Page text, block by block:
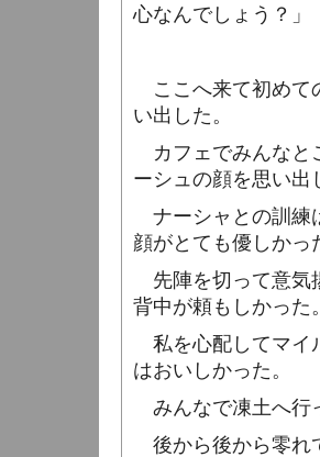
心なんでしょう？」
ここへ来て初めて
い出した。
カフェでみんなと
ーシュの顔を思い出
ナーシャとの訓練
顔がとても優しかっ
先陣を切って意気
背中が頼もしかった。
私を心配してマイ
はおいしかった。
みんなで凍土へ行
後から後から零れ